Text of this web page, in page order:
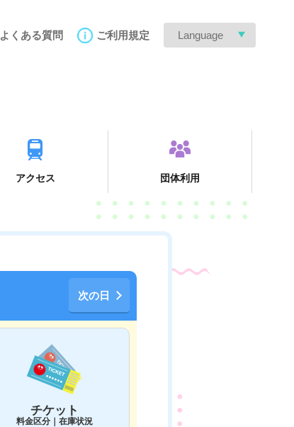
よくある質問 ご利用規定 Language
アクセス 団体利用
チケット
料金区分｜在庫状況